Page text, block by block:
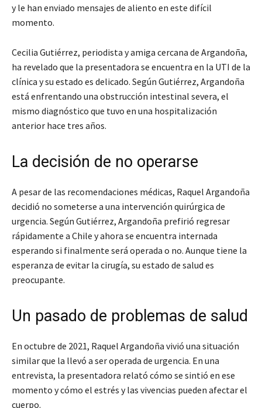
y le han enviado mensajes de aliento en este difícil
momento.
Cecilia Gutiérrez, periodista y amiga cercana de Argandoña,
ha revelado que la presentadora se encuentra en la UTI de la
clínica y su estado es delicado. Según Gutiérrez, Argandoña
está enfrentando una obstrucción intestinal severa, el
mismo diagnóstico que tuvo en una hospitalización
anterior hace tres años.
La decisión de no operarse
A pesar de las recomendaciones médicas, Raquel Argandoña
decidió no someterse a una intervención quirúrgica de
urgencia. Según Gutiérrez, Argandoña prefirió regresar
rápidamente a Chile y ahora se encuentra internada
esperando si finalmente será operada o no. Aunque tiene la
esperanza de evitar la cirugía, su estado de salud es
preocupante.
Un pasado de problemas de salud
En octubre de 2021, Raquel Argandoña vivió una situación
similar que la llevó a ser operada de urgencia. En una
entrevista, la presentadora relató cómo se sintió en ese
momento y cómo el estrés y las vivencias pueden afectar el
cuerpo.